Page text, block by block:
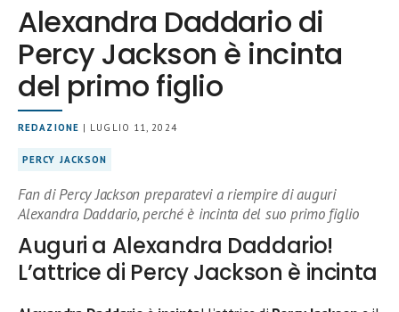
Alexandra Daddario di
Percy Jackson è incinta
del primo figlio
REDAZIONE | LUGLIO 11, 2024
PERCY JACKSON
Fan di Percy Jackson preparatevi a riempire di auguri
Alexandra Daddario, perché è incinta del suo primo figlio
Auguri a Alexandra Daddario!
L’attrice di Percy Jackson è incinta